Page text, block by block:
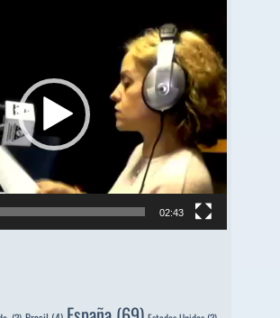
02:43